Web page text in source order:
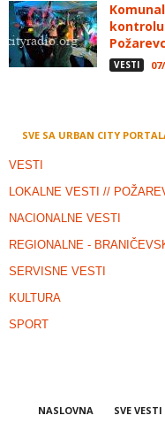
VESTI
SVE SA URBAN CITY
VESTI
LOKALNE VESTI //
NACIONALNE VESTI
REGIONALNE -
SERVISNE VESTI
KULTURA
SPORT
NASLOVNA SVE VESTI